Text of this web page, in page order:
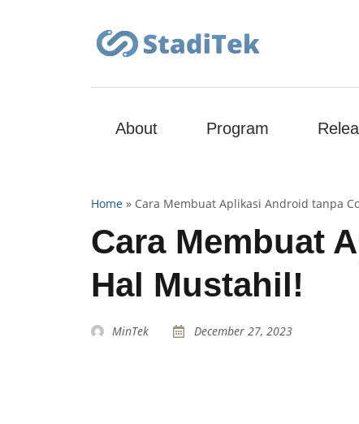
About Program
Home » Cara Membuat Aplikasi Android tanpa
Cara Membuat
Hal Mustahil!
MinTek December 27, 2023